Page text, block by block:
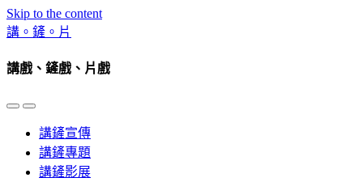
Skip to the content
講。鏟。片
講戲、鏟戲、片戲
Toggle
mobile
Toggle
search
field
講鏟宣傳
講鏟專題
講鏟影展